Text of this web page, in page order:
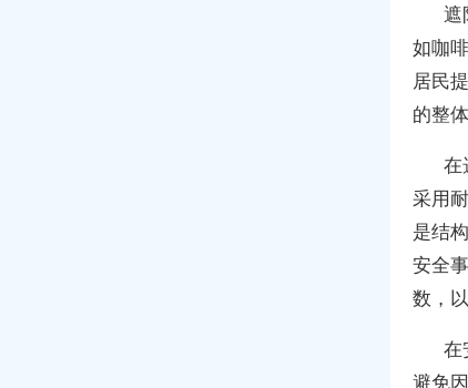
遮
如咖
居民
的整
在
采用
是结
安全
数，
在
避免